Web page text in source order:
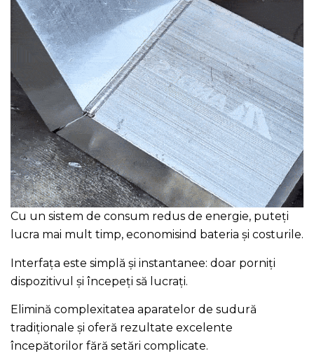
Cu un sistem de consum redus de energie, puteți
lucra mai mult timp, economisind bateria și costurile.
Interfața este simplă și instantanee: doar porniți
dispozitivul și începeți să lucrați.
Elimină complexitatea aparatelor de sudură
tradiționale și oferă rezultate excelente
începătorilor fără setări complicate.